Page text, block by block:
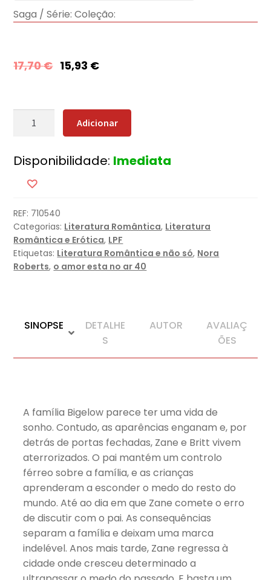
Saga / Série: Coleção:
17,70€ 15,93 €
Quantidade
Perfeitas
Adicionar
Disponibilidade: Imediata
REF: 710540
Categorias: Literatura Romântica, Literatura
Romântica e Erótica, LPF
Etiquetas: Literatura Romântica e não só, Nora
Roberts, o amor esta no ar 40
SINOPSE
DETALHE
S
AUTOR
AVALIAÇ
ÕES
A família Bigelow parece ter uma vida de
sonho. Contudo, as aparências enganam e, por
detrás de portas fechadas, Zane e Britt vivem
aterrorizados. O pai mantém um controlo
férreo sobre a família, e as crianças
aprenderam a esconder o medo do resto do
mundo. Até ao dia em que Zane comete o erro
de discutir com o pai. As consequências
separam a família e deixam uma marca
indelével. Anos mais tarde, Zane regressa à
cidade onde cresceu determinado a